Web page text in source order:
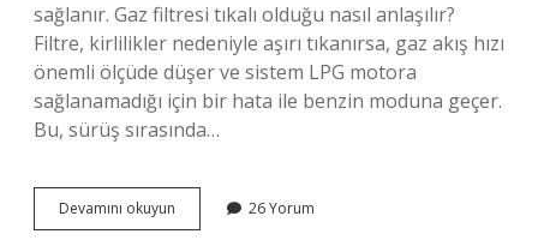
sağlanır. Gaz filtresi tıkalı olduğu nasıl anlaşılır?
Filtre, kirlilikler nedeniyle aşırı tıkanırsa, gaz akış hızı
önemli ölçüde düşer ve sistem LPG motora
sağlanamadığı için bir hata ile benzin moduna geçer.
Bu, sürüş sırasında…
Devamını okuyun
Kesici
26 Yorum